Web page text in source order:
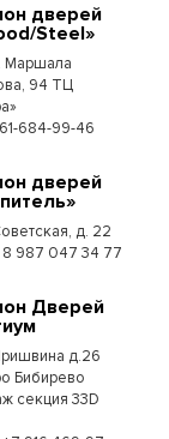
дверей
Steel»
Маршала
94 ТЦ
684-99-46
дверей
д. 22
8 987 047 34 77
Дверей
д.26
Бибирево
секция 33D